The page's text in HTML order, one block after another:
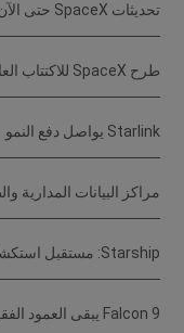
تحديثات SpaceX حتى الآن: ما يجب أن يعرفه المتداولون
طرح SpaceX للاكتتاب العام: طرح عام أولي تاريخي
Starlink يواصل دفع النمو
مراكز البيانات المدارية
Starship: مستقبل استكشاف الفضاء
Falcon 9 يبقى العمود الفقري للعمليات